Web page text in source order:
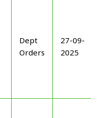
Dept
Orders
27-09-
2025